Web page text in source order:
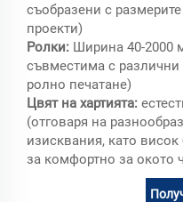
съобразени с
проекти)
Ролки: Ширина 40-2000
съвместима с
ролно печатане)
Цвят на хартията:
(отговаря на
изисквания, като
за комфортно за окото